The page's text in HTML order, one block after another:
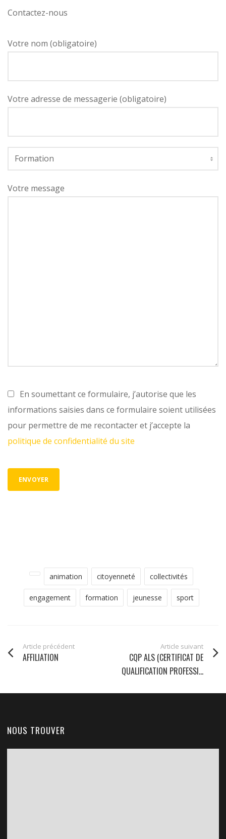
Contactez-nous
Votre nom (obligatoire)
Votre adresse de messagerie (obligatoire)
Votre message
En soumettant ce formulaire, j’autorise que les
informations saisies dans ce formulaire soient utilisées
pour permettre de me recontacter et j’accepte la
politique de confidentialité du site
animation citoyenneté collectivités
engagement formation jeunesse sport
Article précédent
AFFILIATION
Article suivant
CQP ALS (CERTIFICAT DE
QUALIFICATION PROFESSI...
NOUS TROUVER